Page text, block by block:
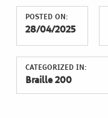
POSTED ON:
28/04/2025
CATEGORIZED IN:
Braille 200